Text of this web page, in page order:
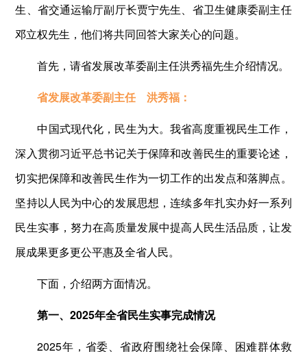
生、省交通运输厅副厅长贾宁先生、省卫生健康委副主任
邓立权先生，他们将共同回答大家关心的问题。
首先，请省发展改革委副主任洪秀福先生介绍情况。
省发展改革委副主任 洪秀福：
中国式现代化，民生为大。我省高度重视民生工作，
深入贯彻习近平总书记关于保障和改善民生的重要论述，
切实把保障和改善民生作为一切工作的出发点和落脚点。
坚持以人民为中心的发展思想，连续多年扎实办好一系列
民生实事，努力在高质量发展中提高人民生活品质，让发
展成果更多更公平惠及全省人民。
下面，介绍两方面情况。
第一、2025年全省民生实事完成情况
2025年，省委、省政府围绕社会保障、困难群体救